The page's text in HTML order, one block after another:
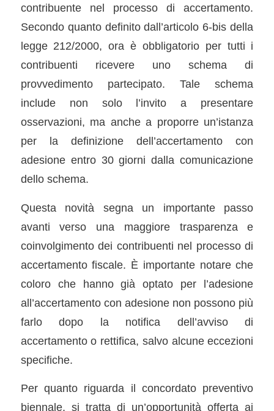
contribuente nel processo di accertamento.
Secondo quanto definito dall’articolo 6-bis della
legge 212/2000, ora è obbligatorio per tutti i
contribuenti ricevere uno schema di
provvedimento partecipato. Tale schema
include non solo l’invito a presentare
osservazioni, ma anche a proporre un’istanza
per la definizione dell’accertamento con
adesione entro 30 giorni dalla comunicazione
dello schema.
Questa novità segna un importante passo
avanti verso una maggiore trasparenza e
coinvolgimento dei contribuenti nel processo di
accertamento fiscale. È importante notare che
coloro che hanno già optato per l’adesione
all’accertamento con adesione non possono più
farlo dopo la notifica dell’avviso di
accertamento o rettifica, salvo alcune eccezioni
specifiche.
Per quanto riguarda il concordato preventivo
biennale, si tratta di un’opportunità offerta ai